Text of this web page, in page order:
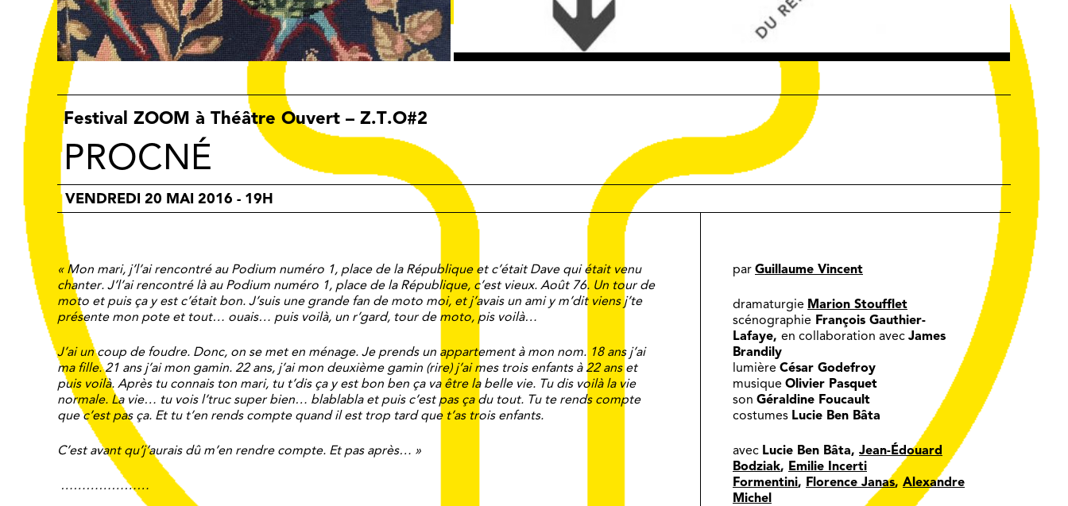
Festival ZOOM à Théâtre Ouvert – Z.T.O#2
PROCNÉ
VENDREDI 20 MAI 2016 - 19H
« Mon mari, j’l’ai rencontré au Podium numéro 1, place de la République et c’était Dave qui était venu
chanter. J’l’ai rencontré là au Podium numéro 1, place de la République, c’est vieux. Août 76. Un tour de
moto et puis ça y est c’était bon. J’suis une grande fan de moto moi, et j’avais un ami y m’dit viens j’te
présente mon pote et tout… ouais… puis voilà, un r’gard, tour de moto, pis voilà…
J’ai un coup de foudre. Donc, on se met en ménage. Je prends un appartement à mon nom. 18 ans j’ai
ma fille. 21 ans j’ai mon gamin. 22 ans, j’ai mon deuxième gamin (rire) j’ai mes trois enfants à 22 ans et
puis voilà. Après tu connais ton mari, tu t’dis ça y est bon ben ça va être la belle vie. Tu dis voilà la vie
normale. La vie… tu vois l’truc super bien… blablabla et puis c’est pas ça du tout. Tu te rends compte
que c’est pas ça. Et tu t’en rends compte quand il est trop tard que t’as trois enfants.
C’est avant qu’j’aurais dû m’en rendre compte. Et pas après… »
…………………
par Guillaume Vincent
dramaturgie Marion Stoufflet
scénographie François Gauthier-
Lafaye, en collaboration avec James
Brandily
lumière César Godefroy
musique Olivier Pasquet
son Géraldine Foucault
costumes Lucie Ben Bâta
avec Lucie Ben Bâta, Jean-Édouard
Bodziak, Emilie Incerti
Formentini, Florence Janas, Alexandre
Michel